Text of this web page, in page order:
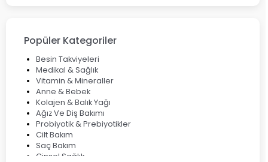
Çözüm Yolları
Bocavirüs Enfeksiyonu Hakkında Bilmeniz Gerekenler
Deep Flex Topraklama Matı Nedir? Detaylı Rehber
Mumiyo Nedir? Faydaları ve Kullanım Alanları Nelerdir?
Popüler Kategoriler
Besin Takviyeleri
Medikal & Sağlık
Vitamin & Mineraller
Anne & Bebek
Kolajen & Balık Yağı
Ağız Ve Diş Bakımı
Probiyotik & Prebiyotikler
Cilt Bakım
Saç Bakım
Cinsel Sağlık